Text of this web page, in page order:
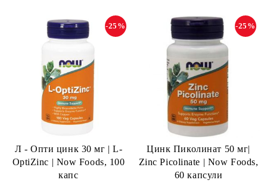
Л - Опти цинк 30 мг | L-
OptiZinc | Now Foods, 100
капс
-25%
Цинк Пиколинат 50 мг|
Zinc Picolinate | Now Foods,
60 капсули
-25%